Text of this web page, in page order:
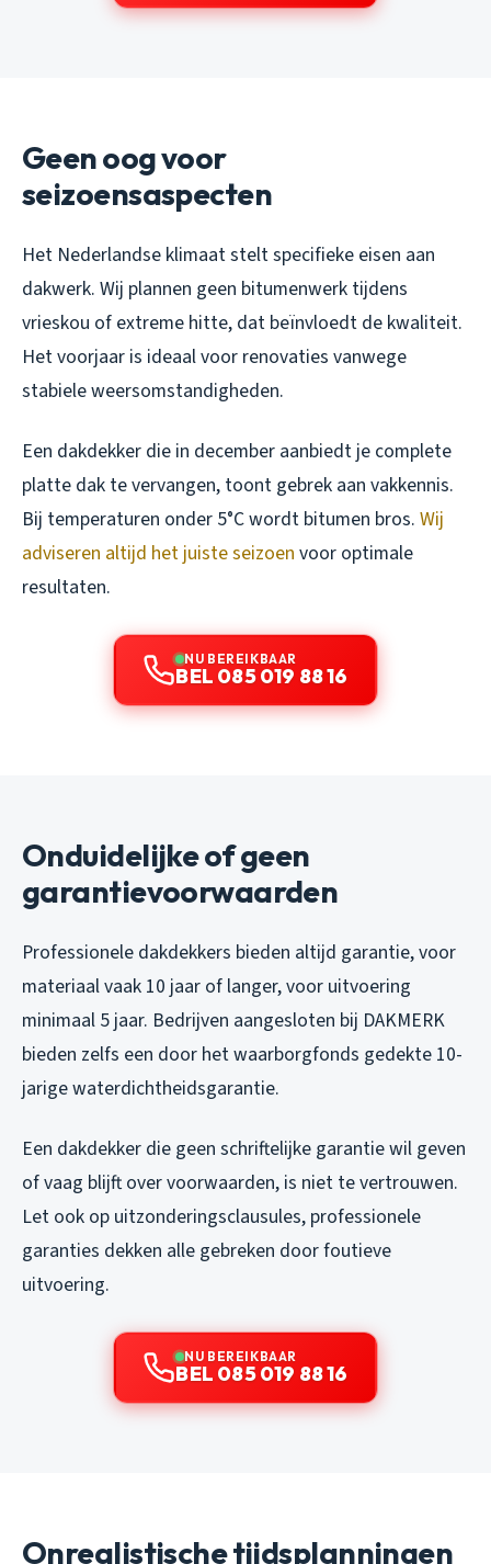
Geen oog voor
seizoensaspecten
Het Nederlandse klimaat stelt specifieke eisen aan
dakwerk. Wij plannen geen bitumenwerk tijdens
vrieskou of extreme hitte, dat beïnvloedt de kwaliteit.
Het voorjaar is ideaal voor renovaties vanwege
stabiele weersomstandigheden.
Een dakdekker die in december aanbiedt je complete
platte dak te vervangen, toont gebrek aan vakkennis.
Bij temperaturen onder 5°C wordt bitumen bros. Wij
adviseren altijd het juiste seizoen voor optimale
resultaten.
NU BEREIKBAAR
BEL 085 019 88 16
Onduidelijke of geen
garantievoorwaarden
Professionele dakdekkers bieden altijd garantie, voor
materiaal vaak 10 jaar of langer, voor uitvoering
minimaal 5 jaar. Bedrijven aangesloten bij DAKMERK
bieden zelfs een door het waarborgfonds gedekte 10-
jarige waterdichtheidsgarantie.
Een dakdekker die geen schriftelijke garantie wil geven
of vaag blijft over voorwaarden, is niet te vertrouwen.
Let ook op uitzonderingsclausules, professionele
garanties dekken alle gebreken door foutieve
uitvoering.
NU BEREIKBAAR
BEL 085 019 88 16
Onrealistische tijdsplanningen